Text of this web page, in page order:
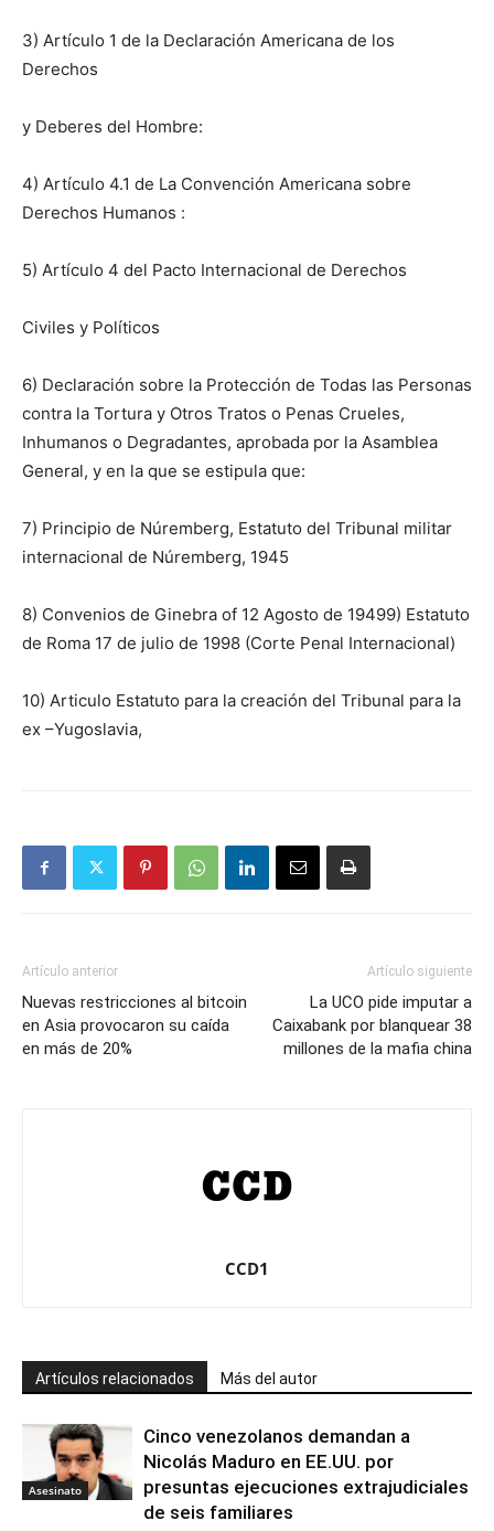
3) Artículo 1 de la Declaración Americana de los
Derechos
y Deberes del Hombre:
4) Artículo 4.1 de La Convención Americana sobre
Derechos Humanos :
5) Artículo 4 del Pacto Internacional de Derechos
Civiles y Políticos
6) Declaración sobre la Protección de Todas las Personas
contra la Tortura y Otros Tratos o Penas Crueles,
Inhumanos o Degradantes, aprobada por la Asamblea
General, y en la que se estipula que:
7) Principio de Núremberg, Estatuto del Tribunal militar
internacional de Núremberg, 1945
8) Convenios de Ginebra of 12 Agosto de 19499) Estatuto
de Roma 17 de julio de 1998 (Corte Penal Internacional)
10) Articulo Estatuto para la creación del Tribunal para la
ex –Yugoslavia,
Artículo anterior
Nuevas restricciones al bitcoin
en Asia provocaron su caída
en más de 20%
Artículo siguiente
La UCO pide imputar a
Caixabank por blanquear 38
millones de la mafia china
CCD1
Artículos relacionados Más del autor
Asesinato
Cinco venezolanos demandan a
Nicolás Maduro en EE.UU. por
presuntas ejecuciones extrajudiciales
de seis familiares